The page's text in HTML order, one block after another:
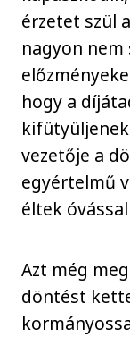
érzetet szül
nagyon
hogy a
vezetője a
egyértelmű
éltek
Azt még
döntést